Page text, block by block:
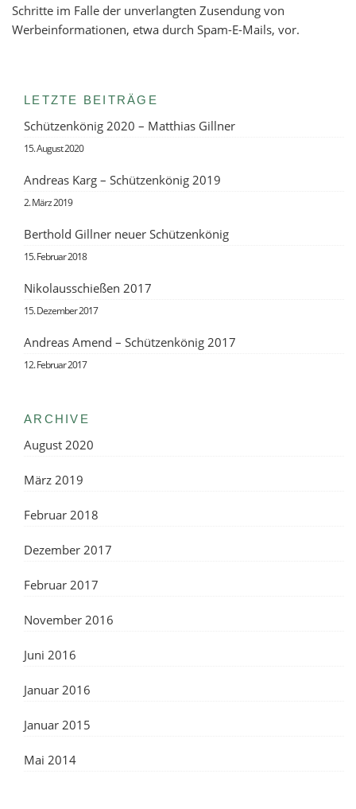
Schritte im Falle der unverlangten Zusendung von
Werbeinformationen, etwa durch Spam-E-Mails, vor.
LETZTE BEITRÄGE
Schützenkönig 2020 – Matthias Gillner
15. August 2020
Andreas Karg – Schützenkönig 2019
2. März 2019
Berthold Gillner neuer Schützenkönig
15. Februar 2018
Nikolausschießen 2017
15. Dezember 2017
Andreas Amend – Schützenkönig 2017
12. Februar 2017
ARCHIVE
August 2020
März 2019
Februar 2018
Dezember 2017
Februar 2017
November 2016
Juni 2016
Januar 2016
Januar 2015
Mai 2014